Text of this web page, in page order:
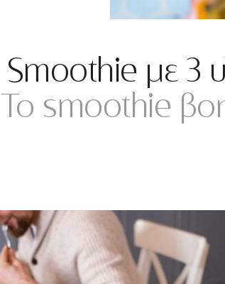
Smoothie με 3
Το smoothie